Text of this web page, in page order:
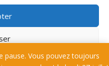
pause. Vous pouvez toujours
Articles 0